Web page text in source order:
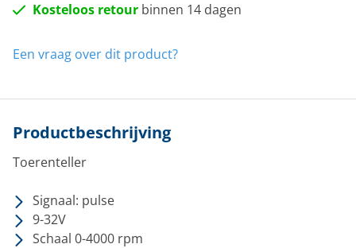
Kosteloos retour binnen 14 dagen
Een vraag over dit product?
Productbeschrijving
Toerenteller
Signaal: pulse
9-32V
Schaal 0-4000 rpm